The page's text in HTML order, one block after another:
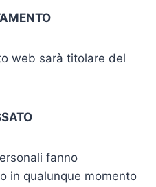
web sarà titolare del
fanno
in qualunque momento